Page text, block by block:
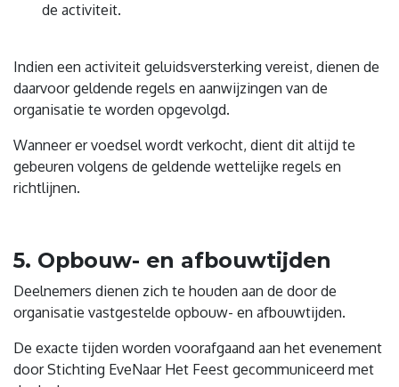
de activiteit.
Indien een activiteit geluidsversterking vereist, dienen de
daarvoor geldende regels en aanwijzingen van de
organisatie te worden opgevolgd.
Wanneer er voedsel wordt verkocht, dient dit altijd te
gebeuren volgens de geldende wettelijke regels en
richtlijnen.
5. Opbouw- en afbouwtijden
Deelnemers dienen zich te houden aan de door de
organisatie vastgestelde opbouw- en afbouwtijden.
De exacte tijden worden voorafgaand aan het evenement
door Stichting EveNaar Het Feest gecommuniceerd met